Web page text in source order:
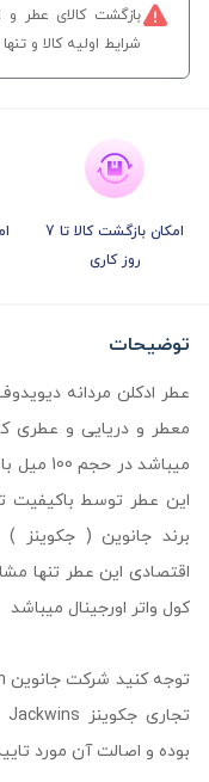
بازگشت کالای عطر
شرایط اولیه کالا و تنها تا 7 روز پس از تحویل
امکان بازگشت کالا تا 7
روز کاری
توضیحات
عطر ادکلن مردانه
معطر و دریایی و عطری
میباشد
این عطر توسط باکیفیت
برند جانوین ( جکوینز
اقتصادی این عطر تنها
کول واتر اورجینال میباشد
بوده و اصالت آن مورد